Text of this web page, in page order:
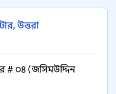
উত্তরা
# ০৪ (জসিমউদ্দিন